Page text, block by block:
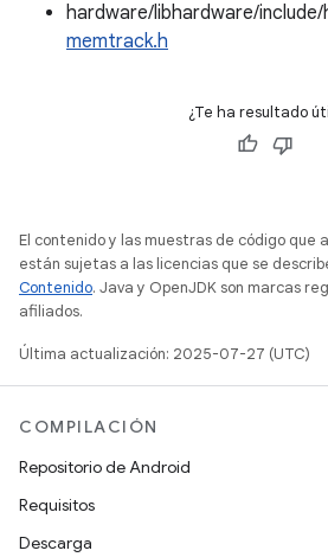
hardware/libhardware/
memtrack.h
¿Te ha resultado
El contenido y las muestras de código que
están sujetas a las licencias que se
Contenido. Java y OpenJDK son marcas
afiliados.
Última actualización: 2025-07-27 (UTC)
COMPILACIÓN
Repositorio de Android
Requisitos
Descarga